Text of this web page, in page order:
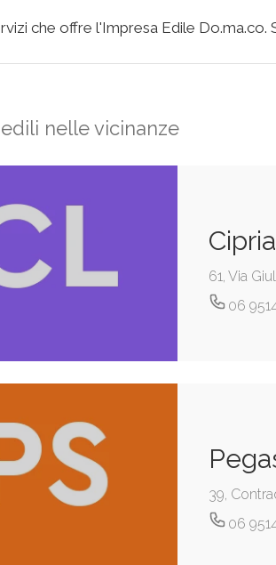
che offre l'Impresa Edile Do.ma.co.
nelle vicinanze
61, Via
06
39,
06